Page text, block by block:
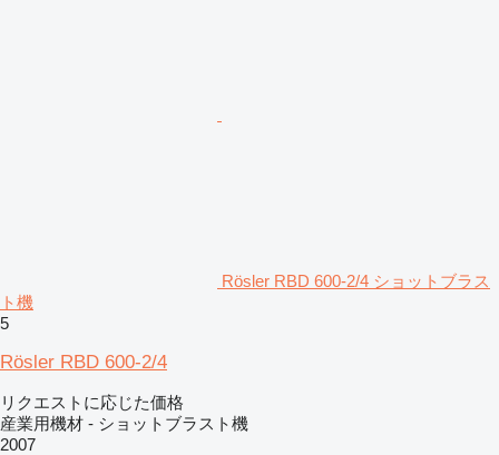
Rösler RBD 600-2/4 ショットブラス
ト機
5
Rösler RBD 600-2/4
リクエストに応じた価格
産業用機材 - ショットブラスト機
2007